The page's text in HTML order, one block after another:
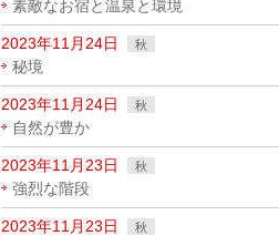
素敵なお宿と温泉と環境
2023年11月24日 秋
秘境
2023年11月24日 秋
自然が豊か
2023年11月23日 秋
強烈な階段
2023年11月23日 秋